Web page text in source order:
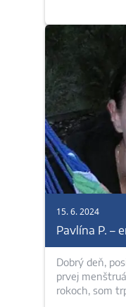
15. 6. 2024
Pavlína P. –
Dobrý deň,
prvej
rokoch, som